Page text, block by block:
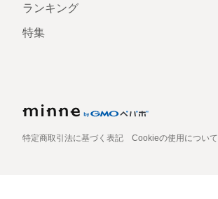
ランキング
特集
特定商取引法に基づく表記 Cookieの使用について